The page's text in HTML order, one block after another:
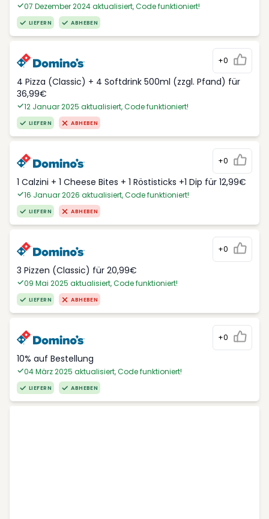
07 Dezember 2024 aktualisiert, Code funktioniert!
LIEFERN ABHEBEN
+0
4 Pizza (Classic) + 4 Softdrink 500ml (zzgl. Pfand) für
36,99€
12 Januar 2025 aktualisiert, Code funktioniert!
LIEFERN ABHEBEN
+0
1 Calzini + 1 Cheese Bites + 1 Röstisticks +1 Dip für 12,99€
16 Januar 2026 aktualisiert, Code funktioniert!
LIEFERN ABHEBEN
+0
3 Pizzen (Classic) für 20,99€
09 Mai 2025 aktualisiert, Code funktioniert!
LIEFERN ABHEBEN
+0
10% auf Bestellung
04 März 2025 aktualisiert, Code funktioniert!
LIEFERN ABHEBEN